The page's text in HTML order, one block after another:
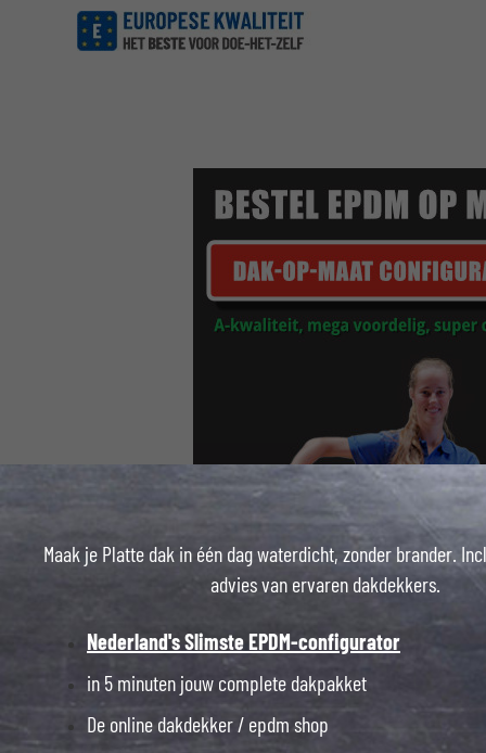
Maak je Platte dak in één dag waterdicht, zonder brander.
advies van ervaren dakdekkers.
Nederland's Slimste EPDM-configurator
in 5 minuten jouw complete dakpakket
De online dakdekker / epdm shop
06